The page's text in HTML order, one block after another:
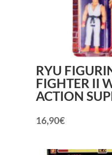
RYU
FIGHTER II
ACTION
16,90€